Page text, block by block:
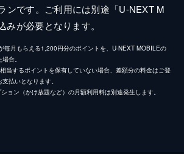
ンです。ご利用には別途「U-NEXT M
が必要となります。
毎月もらえる1,200円分のポイントを、U-NEXT MOBILEの
合。
当するポイントを保有していない場合、差額分の料金はご登
払いとなります。
ョン（かけ放題など）の月額利用料は別途発生します。